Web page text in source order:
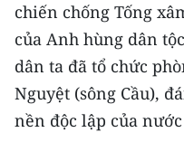
Video
Media Chính trị
Media Kinh tế
chiến chống Tống
của Anh hùng dân
dân ta đã tổ chức
Nguyệt (sông Cầu),
nền độc lập của